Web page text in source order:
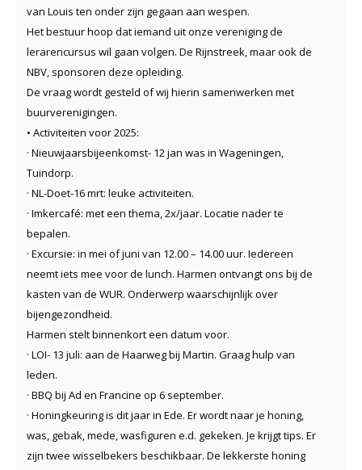
van Louis ten onder zijn gegaan aan wespen.
Het bestuur hoop dat iemand uit onze vereniging de
lerarencursus wil gaan volgen. De Rijnstreek, maar ook de
NBV, sponsoren deze opleiding.
De vraag wordt gesteld of wij hierin samenwerken met
buurverenigingen.
• Activiteiten voor 2025:
· Nieuwjaarsbijeenkomst- 12 jan was in Wageningen,
Tuindorp.
· NL-Doet-16 mrt: leuke activiteiten.
· Imkercafé: met een thema, 2x/jaar. Locatie nader te
bepalen.
· Excursie: in mei of juni van 12.00 – 14.00 uur. Iedereen
neemt iets mee voor de lunch. Harmen ontvangt ons bij de
kasten van de WUR. Onderwerp waarschijnlijk over
bijengezondheid.
Harmen stelt binnenkort een datum voor.
· LOI- 13 juli: aan de Haarweg bij Martin. Graag hulp van
leden.
· BBQ bij Ad en Francine op 6 september.
· Honingkeuring is dit jaar in Ede. Er wordt naar je honing,
was, gebak, mede, wasfiguren e.d. gekeken. Je krijgt tips. Er
zijn twee wisselbekers beschikbaar. De lekkerste honing